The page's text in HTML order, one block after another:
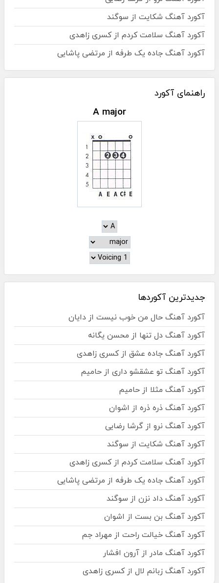
آکورد آهنگ شکایت از سوگند
آکورد آهنگ سلامت کردم از کسری زاهدی
آکورد آهنگ جاده یک طرفه از مرتضی پاشایی
راهنمای آکورد
A major
جدیدترین آکوردها
آکورد آهنگ حال من خوب نیست از دایان
آکورد آهنگ دل تنها از محسن یگانه
آکورد آهنگ جاده عشق از کسری زاهدی
آکورد آهنگ تو عشقشو داری از حامیم
آکورد آهنگ مثلا از حامیم
آکورد آهنگ ذره ذره از اشوان
آکورد آهنگ نرو از گرشا رضایی
آکورد آهنگ شکایت از سوگند
آکورد آهنگ سلامت کردم از کسری زاهدی
آکورد آهنگ جاده یک طرفه از مرتضی پاشایی
آکورد آهنگ داد نزن از سوگند
آکورد آهنگ بن بست از اشوان
آکورد آهنگ خیالت راحت از مهراد جم
آکورد آهنگ مادر از آرون افشار
آکورد آهنگ زبانم لال از کسری زاهدی